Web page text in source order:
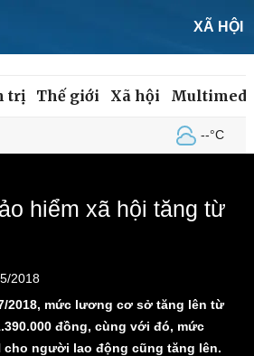
XÃ HỘI
trị Thế giới Xã hội
--°C
Xã hội
Dấu ấn VOV
Việc làm
Biển đảo
or because the format is not
hiểm xã hội tăng từ
2018
2018, mức lương cơ sở tăng lên từ
đồng, cùng với đó, mức
cho người lao động cũng tăng lên.